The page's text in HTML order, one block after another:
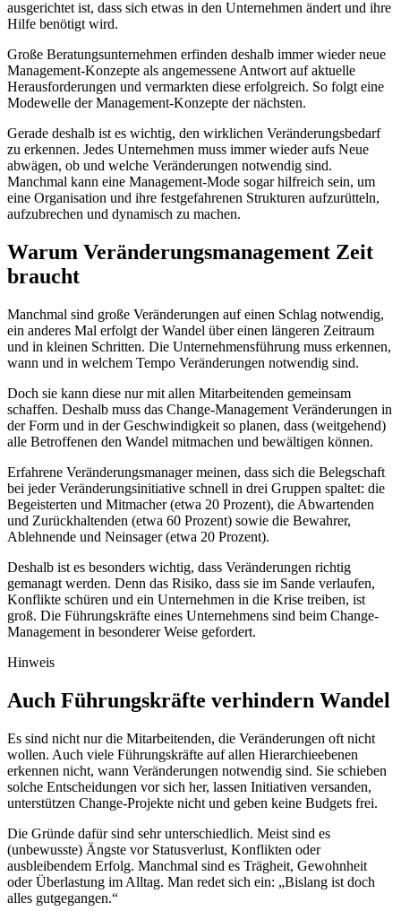
ausgerichtet ist, dass sich etwas in den Unternehmen ändert und ihre
Hilfe benötigt wird.
Große Beratungsunternehmen erfinden deshalb immer wieder neue
Management-Konzepte als angemessene Antwort auf aktuelle
Herausforderungen und vermarkten diese erfolgreich. So folgt eine
Modewelle der Management-Konzepte der nächsten.
Gerade deshalb ist es wichtig, den wirklichen Veränderungsbedarf
zu erkennen. Jedes Unternehmen muss immer wieder aufs Neue
abwägen, ob und welche Veränderungen notwendig sind.
Manchmal kann eine Management-Mode sogar hilfreich sein, um
eine Organisation und ihre festgefahrenen Strukturen aufzurütteln,
aufzubrechen und dynamisch zu machen.
Warum Veränderungsmanagement Zeit
braucht
Manchmal sind große Veränderungen auf einen Schlag notwendig,
ein anderes Mal erfolgt der Wandel über einen längeren Zeitraum
und in kleinen Schritten. Die Unternehmensführung muss erkennen,
wann und in welchem Tempo Veränderungen notwendig sind.
Doch sie kann diese nur mit allen Mitarbeitenden gemeinsam
schaffen. Deshalb muss das Change-Management Veränderungen in
der Form und in der Geschwindigkeit so planen, dass (weitgehend)
alle Betroffenen den Wandel mitmachen und bewältigen können.
Erfahrene Veränderungsmanager meinen, dass sich die Belegschaft
bei jeder Veränderungsinitiative schnell in drei Gruppen spaltet: die
Begeisterten und Mitmacher (etwa 20 Prozent), die Abwartenden
und Zurückhaltenden (etwa 60 Prozent) sowie die Bewahrer,
Ablehnende und Neinsager (etwa 20 Prozent).
Deshalb ist es besonders wichtig, dass Veränderungen richtig
gemanagt werden. Denn das Risiko, dass sie im Sande verlaufen,
Konflikte schüren und ein Unternehmen in die Krise treiben, ist
groß. Die Führungskräfte eines Unternehmens sind beim Change-
Management in besonderer Weise gefordert.
Hinweis
Auch Führungskräfte verhindern Wandel
Es sind nicht nur die Mitarbeitenden, die Veränderungen oft nicht
wollen. Auch viele Führungskräfte auf allen Hierarchieebenen
erkennen nicht, wann Veränderungen notwendig sind. Sie schieben
solche Entscheidungen vor sich her, lassen Initiativen versanden,
unterstützen Change-Projekte nicht und geben keine Budgets frei.
Die Gründe dafür sind sehr unterschiedlich. Meist sind es
(unbewusste) Ängste vor Statusverlust, Konflikten oder
ausbleibendem Erfolg. Manchmal sind es Trägheit, Gewohnheit
oder Überlastung im Alltag. Man redet sich ein: „Bislang ist doch
alles gutgegangen.“